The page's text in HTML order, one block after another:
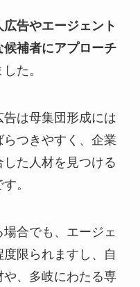
広告やエージェント
補者にアプローチ
た。
は母集団形成には
つきやすく、企業
た人材を見つける
。
合でも、エージェ
限られますし、自
、多岐にわたる専